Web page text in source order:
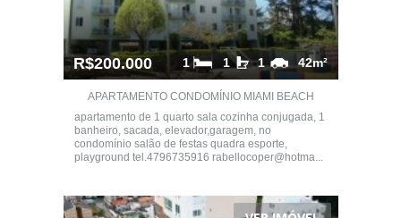
R$200.000 42m²
1
1
1
APARTAMENTO CONDOMÍNIO MIAMI BEACH
apartamento de 1 quarto sala cozinha conjugada, 1
banheiro, sacada, elevador,garagem, no
condomínio salão de festas quadra esporte,
playground tel.4796735916 rabellocoper@hotma...